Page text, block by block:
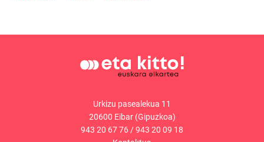
Urkizu pasealekua 11
20600 Eibar (Gipuzkoa)
943 20 67 76 /943 20 09 18